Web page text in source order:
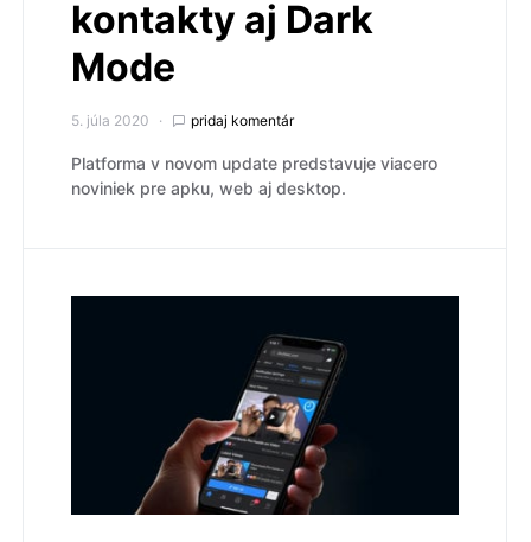
kontakty aj Dark
Mode
5. júla 2020 pridaj komentár
Platforma v novom update predstavuje viacero
noviniek pre apku, web aj desktop.